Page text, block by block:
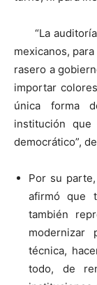
“La
mexicanos,
rasero a
importar
única forma
institución
democrático”,
Por su
afirmó que
también
modernizar
técnica,
todo, de